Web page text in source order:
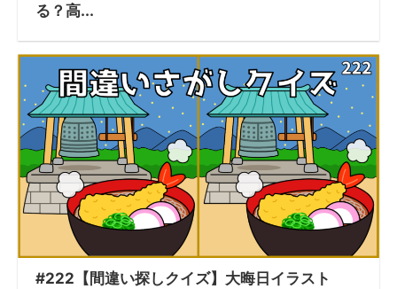
る？高...
#222【間違い探しクイズ】大晦日イラスト